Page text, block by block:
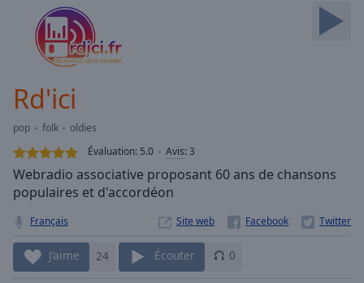
Forward
Current
Loaded:
0.00%
Stream
TypeLIVE
live,
currently
behind
LIVE
Remaining
Rd'ici
pop folk
oldies
Évaluation: 5.0 Avis:3
Webradio associative proposant 60 ans de chansons
populaires et d'accordéon
Français Site web
J’aime 24 Écouter 0